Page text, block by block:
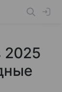
2025